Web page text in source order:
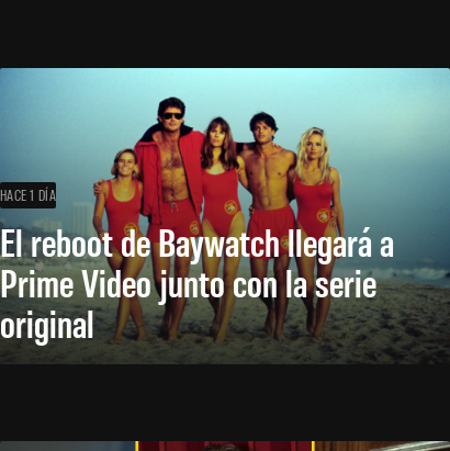
HACE 1 DÍA
El reboot de Baywatch llegará a
Prime Video junto con la serie
original